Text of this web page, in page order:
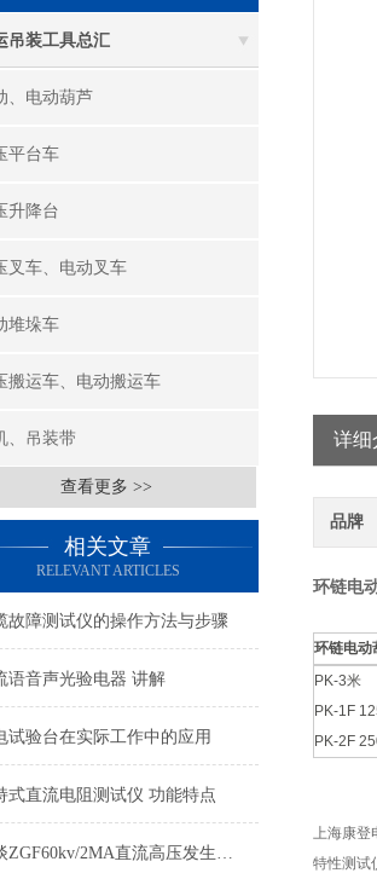
吊装工具总汇
、电动葫芦
平台车
升降台
叉车、电动叉车
堆垛车
搬运车、电动搬运车
、吊装带
查看更多 >>
相关文章
RELEVANT ARTICLES
故障测试仪的操作方法与步骤
语音声光验电器 讲解
试验台在实际工作中的应用
式直流电阻测试仪 功能特点
浅谈ZGF60kv/2MA直流高压发生器操作使用
详细
品牌
环链电
环链电动
PK-3米
PK-1F
PK-2F
上海康登
特性测试